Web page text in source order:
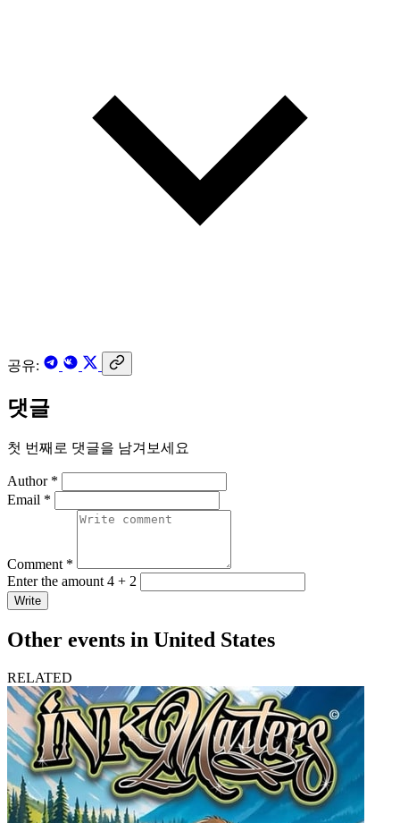
공유:
댓글
첫 번째로 댓글을 남겨보세요
Author *
Email *
Comment *
Enter the amount 4 + 2
Write
Other events in United States
RELATED